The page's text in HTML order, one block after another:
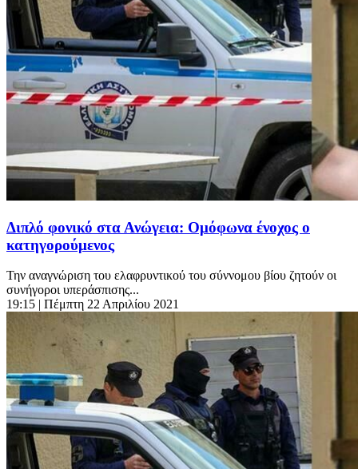
Διπλό φονικό στα Ανώγεια: Ομόφωνα ένοχος ο
κατηγορούμενος
Την αναγνώριση του ελαφρυντικού του σύννομου βίου ζητούν οι
συνήγοροι υπεράσπισης...
19:15 | Πέμπτη 22 Απριλίου 2021